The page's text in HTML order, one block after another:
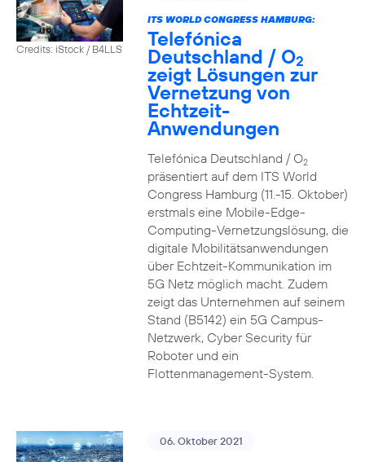
Credits: iStock / B4LLS
ITS WORLD CONGRESS HAMBURG:
Telefónica
Deutschland / O2
zeigt Lösungen zur
Vernetzung von
Echtzeit-
Anwendungen
Telefónica Deutschland / O2
präsentiert auf dem ITS World
Congress Hamburg (11.-15. Oktober)
erstmals eine Mobile-Edge-
Computing-Vernetzungslösung, die
digitale Mobilitätsanwendungen
über Echtzeit-Kommunikation im
5G Netz möglich macht. Zudem
zeigt das Unternehmen auf seinem
Stand (B5142) ein 5G Campus-
Netzwerk, Cyber Security für
Roboter und ein
Flottenmanagement-System.
06. Oktober 2021